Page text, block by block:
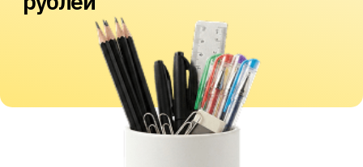
С чего всё начиналось
Первый этап: учёт без аналитики
Второй этап: рост на⦁маркетплейсах
Третий этап: планы в⦁таблицах
Почему выбрали «Финансист»
Что настроили в⦁«Финансисте»
Что изменилось в⦁работе финслужбы